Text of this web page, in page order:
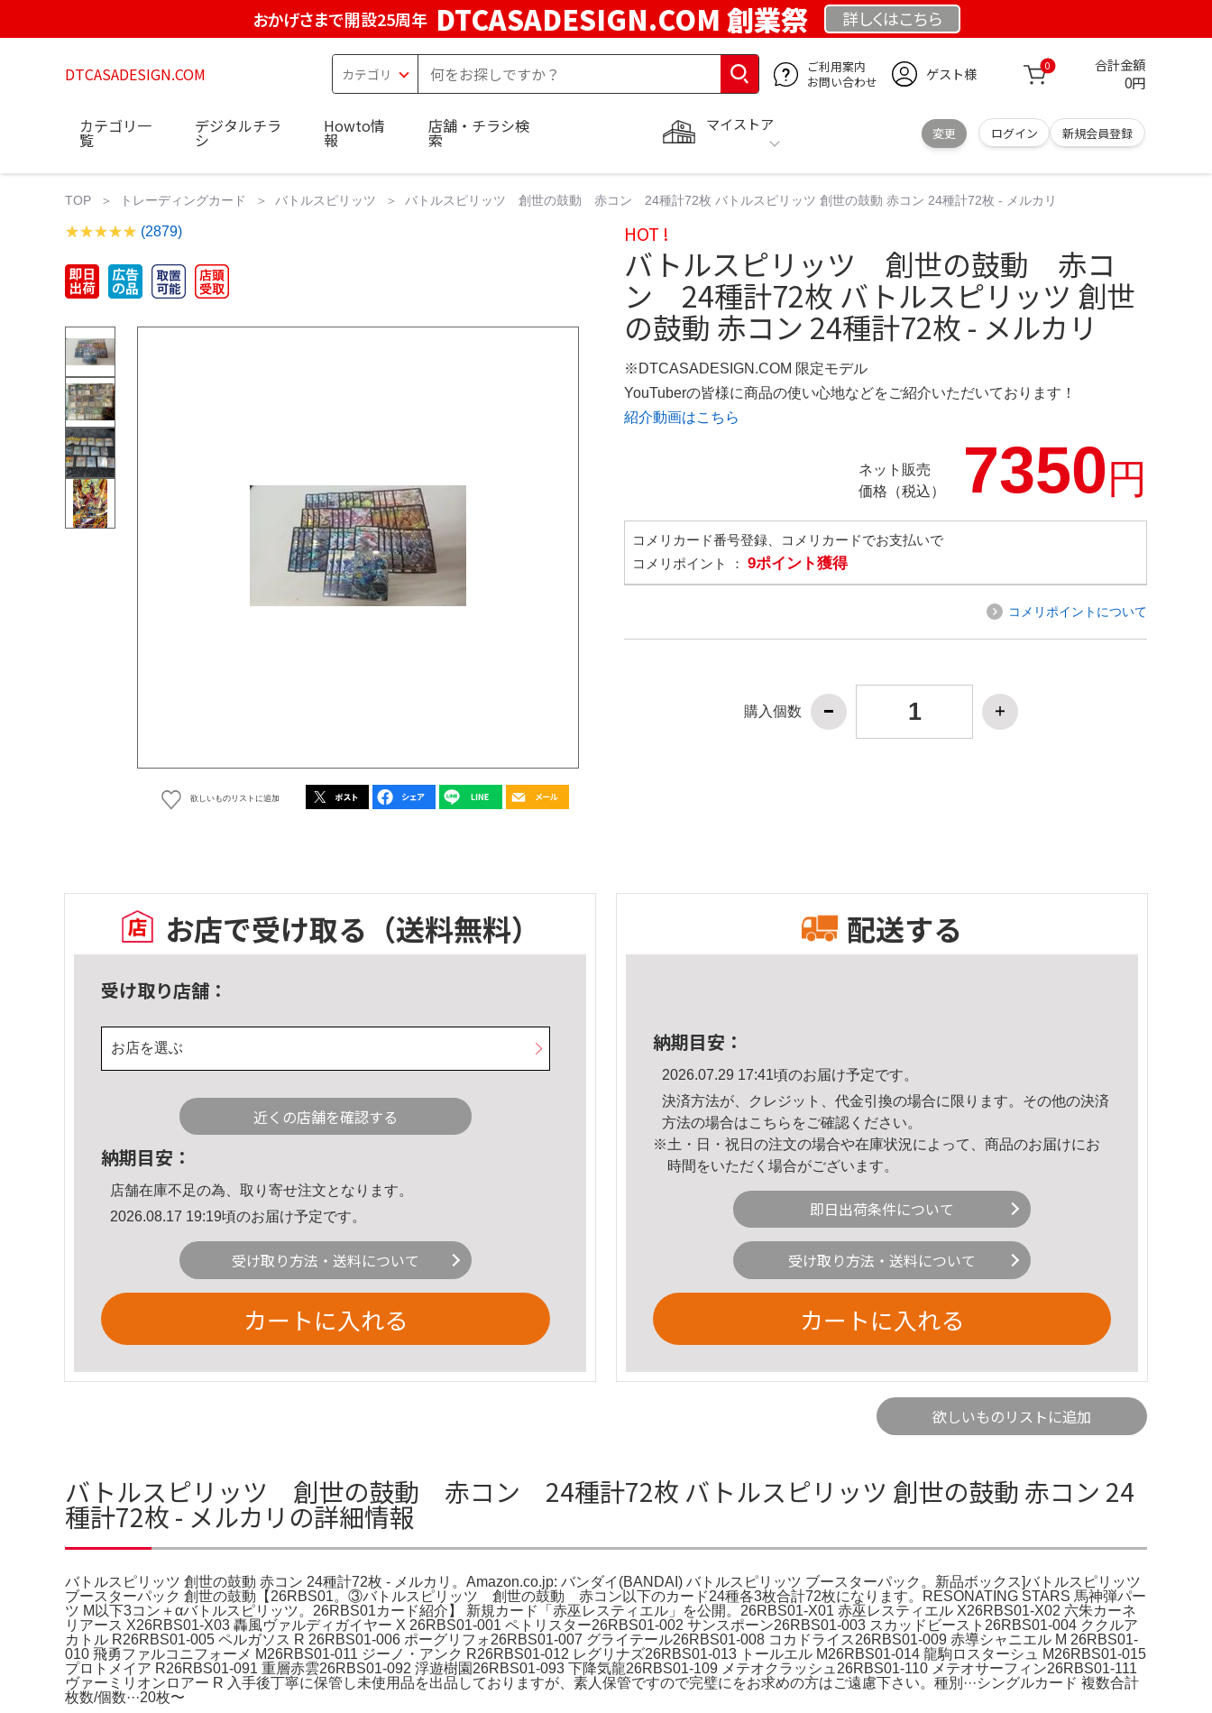
おかげさまで開設25周年 DTCASADESIGN.COM 創業祭 詳しくはこちら
DTCASADESIGN.COM
ご利用案内
お問い合わせ
ゲスト様 0 合計金額
0円
マイストア
変更 ログイン 新規会員登録
カテゴリ一
覧
デジタルチラ
シ
Howto情
報
店舗・チラシ検
索
TOP トレーディングカード バトルスピリッツ バトルスピリッツ 創世の鼓動 赤コン 24種計72枚 バトルスピリッツ 創世の鼓動 赤コン 24種計72枚 - メルカリ
(2879)
欲しいものリストに追加
HOT !
バトルスピリッツ 創世の鼓動 赤コ
ン 24種計72枚 バトルスピリッツ 創世
の鼓動 赤コン 24種計72枚 - メルカリ
※DTCASADESIGN.COM 限定モデル
YouTuberの皆様に商品の使い心地などをご紹介いただいております！
紹介動画はこちら
ネット販売
価格（税込）
7350円
コメリカード番号登録、コメリカードでお支払いで
コメリポイント ： 9ポイント獲得
コメリポイントについて
購入個数
お店で受け取る （送料無料）
受け取り店舗：
お店を選ぶ
近くの店舗を確認する
納期目安：
店舗在庫不足の為、取り寄せ注文となります。
2026.08.17 19:19頃のお届け予定です。
受け取り方法・送料について
カートに入れる
配送する
納期目安：
2026.07.29 17:41頃のお届け予定です。
決済方法が、クレジット、代金引換の場合に限ります。その他の決済
方法の場合はこちら をご確認ください。
※土・日・祝日の注文の場合や在庫状況によって、商品のお届けにお
時間をいただく場合がございます。
即日出荷条件について
受け取り方法・送料について
カートに入れる
欲しいものリストに追加
バトルスピリッツ 創世の鼓動 赤コン 24種計72枚 バトルスピリッツ 創世の鼓動 赤コン 24
種計72枚 - メルカリの詳細情報
バトルスピリッツ 創世の鼓動 赤コン 24種計72枚 - メルカリ。Amazon.co.jp: バンダイ(BANDAI) バトルスピリッツ ブースターパック。新品ボックス]バトルスピリッツ
ブースターパック 創世の鼓動【26RBS01。③バトルスピリッツ 創世の鼓動 赤コン以下のカード24種各3枚合計72枚になります。RESONATING STARS 馬神弾パー
ツ M以下3コン＋αバトルスピリッツ。26RBS01カード紹介】 新規カード「赤巫レスティエル」を公開。26RBS01-X01 赤巫レスティエル X26RBS01-X02 六朱カーネ
リアース X26RBS01-X03 轟風ヴァルディガイヤー X 26RBS01-001 ペトリスター26RBS01-002 サンスポーン26RBS01-003 スカッドビースト26RBS01-004 ククルア
カトル R26RBS01-005 ペルガソス R 26RBS01-006 ポーグリフォ26RBS01-007 グライテール26RBS01-008 コカドライス26RBS01-009 赤導シャニエル M 26RBS01-
010 飛勇ファルコニフォーメ M26RBS01-011 ジーノ・アンク R26RBS01-012 レグリナズ26RBS01-013 トールエル M26RBS01-014 龍駒ロスターシュ M26RBS01-015
プロトメイア R26RBS01-091 重層赤雲26RBS01-092 浮遊樹園26RBS01-093 下降気龍26RBS01-109 メテオクラッシュ26RBS01-110 メテオサーフィン26RBS01-111
ヴァーミリオンロアー R 入手後丁寧に保管し未使用品を出品しておりますが、素人保管ですので完璧にをお求めの方はご遠慮下さい。種別···シングルカード 複数合計
枚数/個数···20枚〜